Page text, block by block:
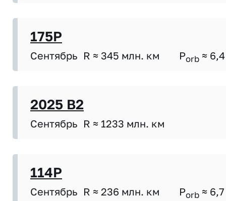
175P
Сентябрь R ≈ 345 млн. км Porb ≈ 6,4
2025 B2
Сентябрь R ≈ 1233 млн. км
114P
Сентябрь R ≈ 236 млн. км Porb ≈ 6,7